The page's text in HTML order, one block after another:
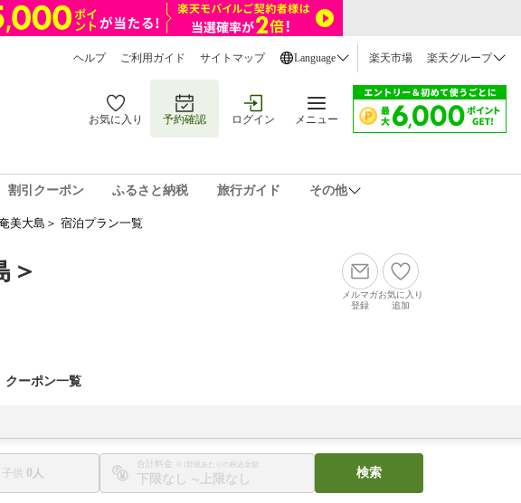
ヘルプ ご利用ガイド サイトマップ Language 楽天市場 楽天グループ
お気に入り 予約確認 ログイン メニュー
割引クーポン ふるさと納税 旅行ガイド その他
美大島＞ 宿泊プラン一覧
＞
メルマガ
登録
お気に入り
追加
クーポン一覧
子供 0
合計料金 ※1部屋あたりの税込金額
〜
検索